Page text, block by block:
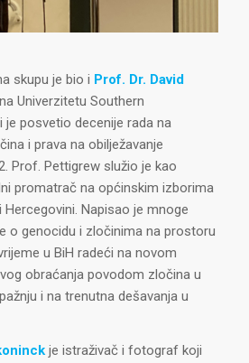
skupu je bio i Prof. Dr. David
Univerzitetu Southern
je posvetio decenije rada na
i prava na obilježavanje
Prof. Pettigrew služio je kao
promatrač na općinskim izborima
Hercegovini. Napisao je mnoge
o genocidu i zločinima na prostoru
u BiH radeći na novom
obraćanja povodom zločina u
i na trenutna dešavanja u
je istraživač i fotograf koji